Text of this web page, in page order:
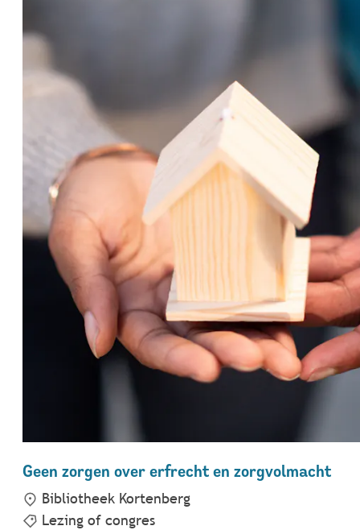
Geen zorgen over erfrecht en zorgvolmacht
Bibliotheek Kortenberg
Lezing of congres